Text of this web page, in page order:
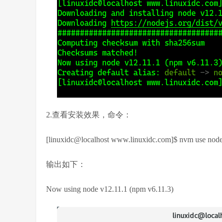
2.查看安装效果，命令：
[linuxidc@localhost www.linuxidc.com]$ nvm use
输出如下：
Now using node v12.11.1 (npm v6.11.3)